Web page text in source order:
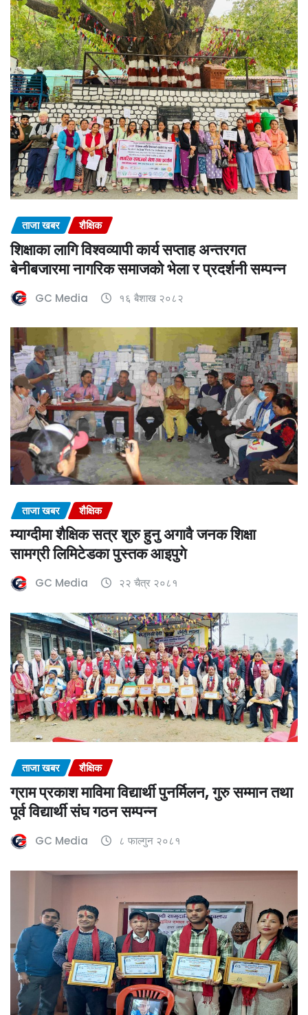
ताजा खबर शैक्षिक
शिक्षाका लागि विश्वव्यापी कार्य सप्ताह अन्तरगत
बेनीबजारमा नागरिक समाजको भेला र प्रदर्शनी सम्पन्न
GC Media १६ बैशाख २०८२
ताजा खबर शैक्षिक
म्याग्दीमा शैक्षिक सत्र शुरु हुनु अगावै जनक शिक्षा
सामग्री लिमिटेडका पुस्तक आइपुगे
GC Media २२ चैत्र २०८१
ताजा खबर शैक्षिक
ग्राम प्रकाश माविमा विद्यार्थी पुनर्मिलन, गुरु सम्मान तथा
पूर्व विद्यार्थी संघ गठन सम्पन्न
GC Media ८ फाल्गुन २०८१